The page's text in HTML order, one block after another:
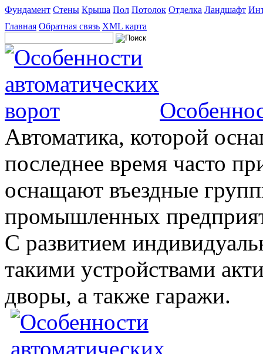
Фундамент Стены Крыша Пол Потолок Отделка Ландшафт
Главная Обратная связь XML карта
Автоматика, которой
последнее время часто
оснащают въездные
промышленных
С развитием
такими устройствами
дворы, а также гаражи.